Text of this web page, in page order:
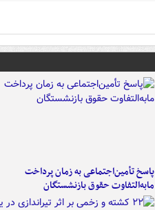
پاسخ تأمین‌اجتماعی به زمان پرداخت
مابه‌التفاوت حقوق بازنشستگان